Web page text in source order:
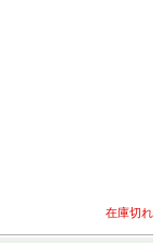
在庫切れ